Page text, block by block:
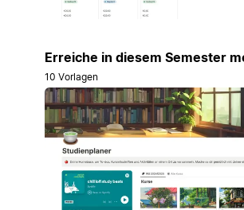
Erreiche in diesem Semester
10 Vorlagen